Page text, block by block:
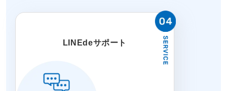
LINEdeサポート